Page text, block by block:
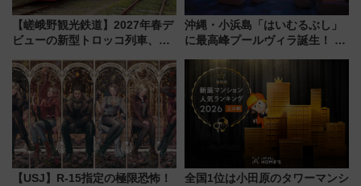
【嵯峨野観光鉄道】2027年春デ
ビューの新型トロッコ列車、い
は2026年で引退
沖縄・小浜島「はいむるぶし」
に最高峰プールヴィラ誕生！ 石
美旅「何もしない贅沢」を体験
してみない？
【USJ】R-15指定の極限恐怖！
全国1位は小田原のタワーマンシ